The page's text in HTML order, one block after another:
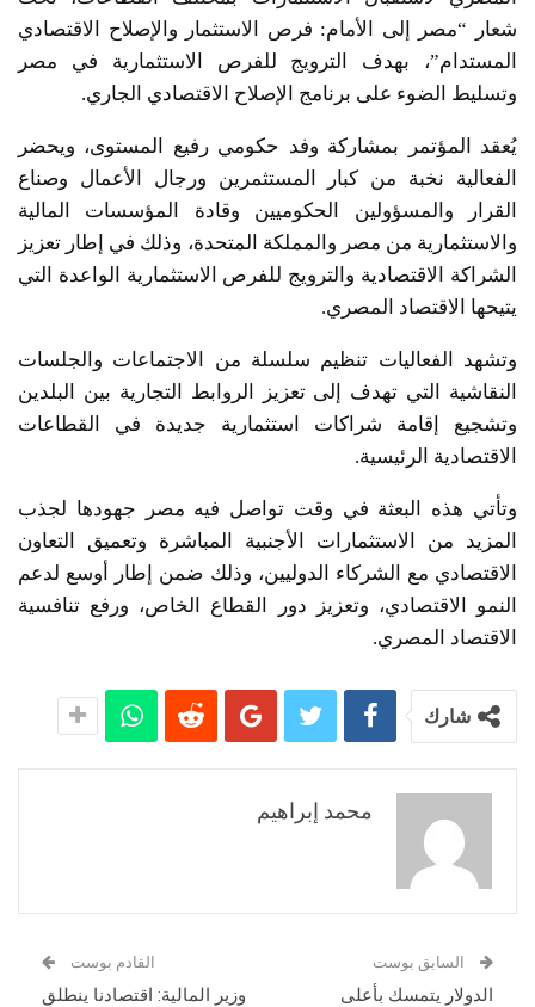
شعار “مصر إلى الأمام: فرص الاستثمار والإصلاح الاقتصادي
المستدام”، بهدف الترويج للفرص الاستثمارية في مصر
وتسليط الضوء على برنامج الإصلاح الاقتصادي الجاري.
يُعقد المؤتمر بمشاركة وفد حكومي رفيع المستوى، ويحضر
الفعالية نخبة من كبار المستثمرين ورجال الأعمال وصناع
القرار والمسؤولين الحكوميين وقادة المؤسسات المالية
والاستثمارية من مصر والمملكة المتحدة، وذلك في إطار تعزيز
الشراكة الاقتصادية والترويج للفرص الاستثمارية الواعدة التي
يتيحها الاقتصاد المصري.
وتشهد الفعاليات تنظيم سلسلة من الاجتماعات والجلسات
النقاشية التي تهدف إلى تعزيز الروابط التجارية بين البلدين
وتشجيع إقامة شراكات استثمارية جديدة في القطاعات
الاقتصادية الرئيسية.
وتأتي هذه البعثة في وقت تواصل فيه مصر جهودها لجذب
المزيد من الاستثمارات الأجنبية المباشرة وتعميق التعاون
الاقتصادي مع الشركاء الدوليين، وذلك ضمن إطار أوسع لدعم
النمو الاقتصادي، وتعزيز دور القطاع الخاص، ورفع تنافسية
الاقتصاد المصري.
شارك
محمد إبراهيم
السابق بوست
الدولار يتمسك بأعلى
القادم بوست
وزير المالية: اقتصادنا ينطلق